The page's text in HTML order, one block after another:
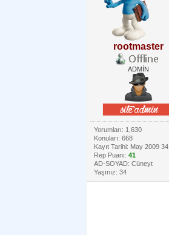
rootmaster
ADMİN
Yorumları: 1,630
Konuları: 668
Kayıt Tarihi: May 2009 34
Rep Puanı: 41
AD-SOYAD: Cüneyt
Yaşınız: 34